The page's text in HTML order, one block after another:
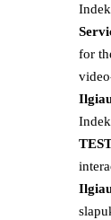
for